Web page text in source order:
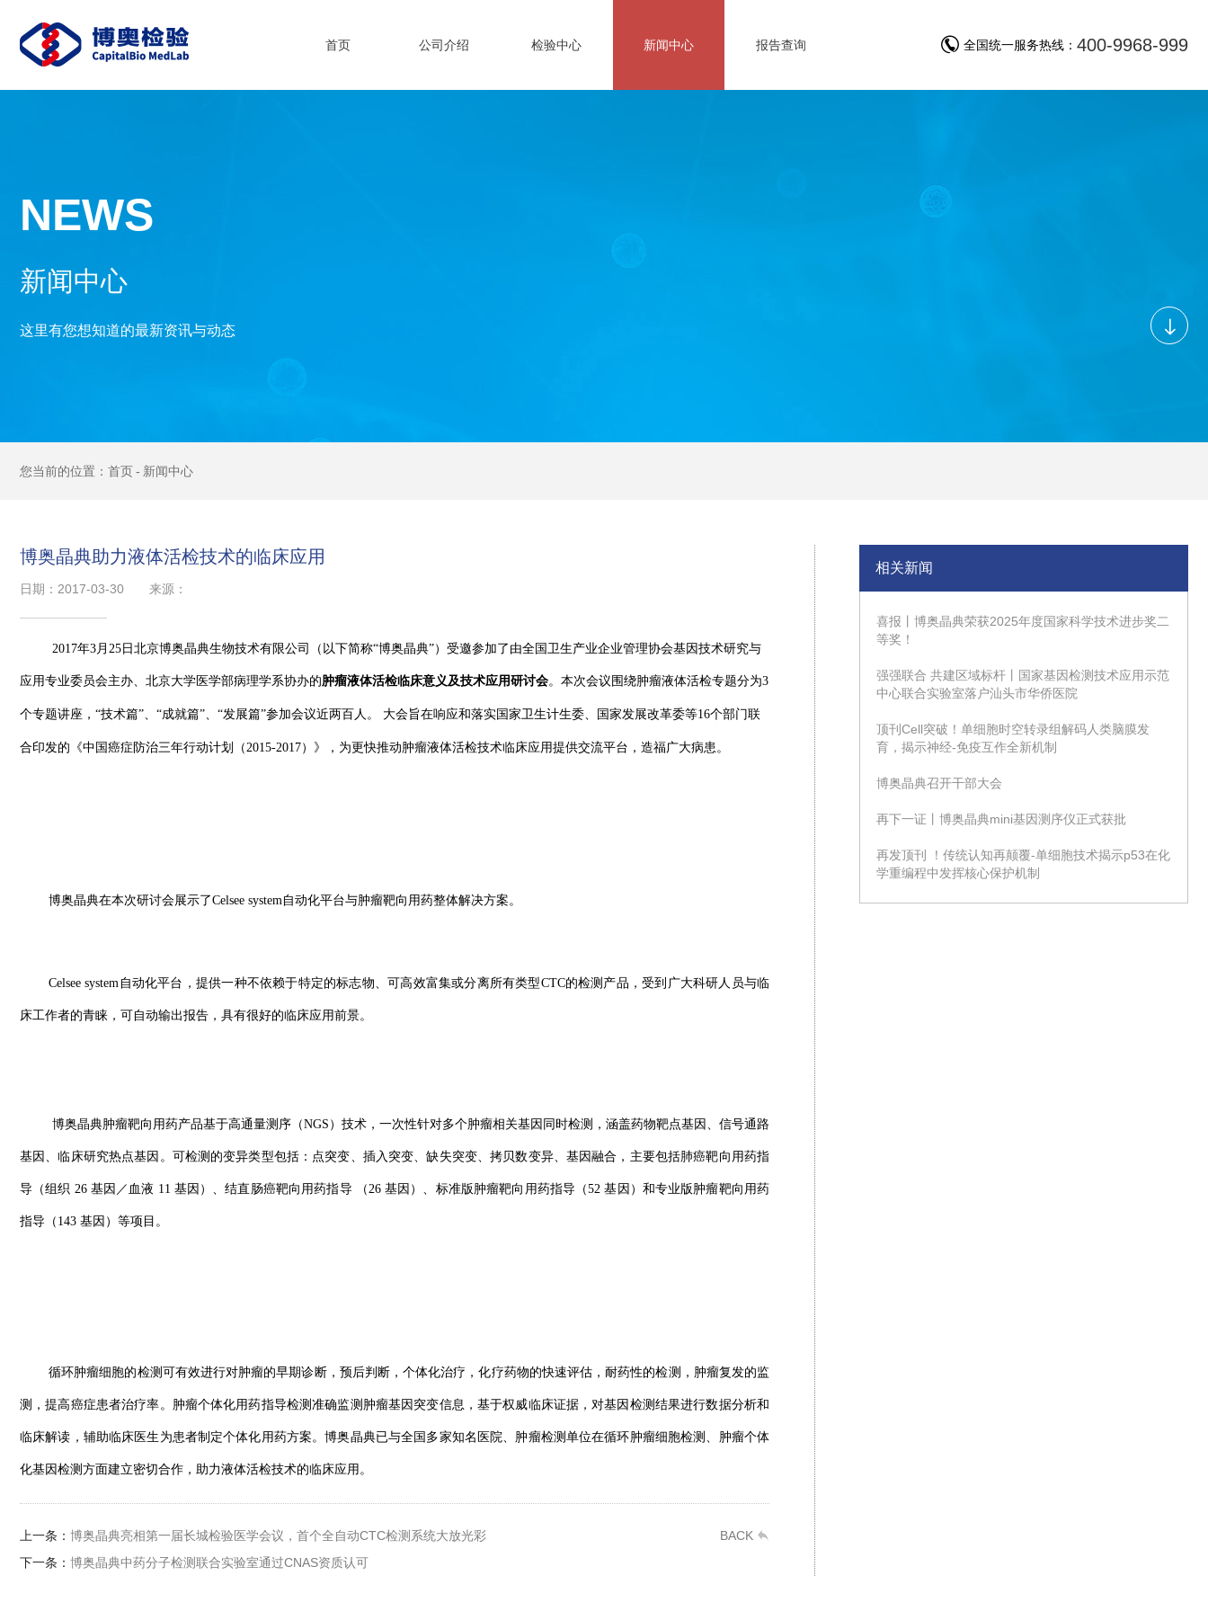
首页 公司介绍 检验中心 新闻中心 报告查询 全国统一服务热线： 400-9968-999
NEWS
新闻中心
这里有您想知道的最新资讯与动态
首页 新闻中心
博奥晶典助力液体活检技术的临床应用
日期：2017-03-30 来源：
2017年3月25日北京博奥晶典生物技术有限公司（以下简称“博奥晶典”）受邀参加了由全国卫生产业企业管理协会基因技术研究与
应用专业委员会主办、北京大学医学部病理学系协办的肿瘤液体活检临床意义及技术应用研讨会。本次会议围绕肿瘤液体活检专题分为3
个专题讲座，“技术篇”、“成就篇”、“发展篇”参加会议近两百人。 大会旨在响应和落实国家卫生计生委、国家发展改革委等16个部门联
合印发的《中国癌症防治三年行动计划（2015-2017）》，为更快推动肿瘤液体活检技术临床应用提供交流平台，造福广大病患。
博奥晶典在本次研讨会展示了Celsee system自动化平台与肿瘤靶向用药整体解决方案。
Celsee system自动化平台，提供一种不依赖于特定的标志物、可高效富集或分离所有类型CTC的检测产品，受到广大科研人员与临
床工作者的青睐，可自动输出报告，具有很好的临床应用前景。
博奥晶典肿瘤靶向用药产品基于高通量测序（NGS）技术，一次性针对多个肿瘤相关基因同时检测，涵盖药物靶点基因、信号通路
基因、临床研究热点基因。可检测的变异类型包括：点突变、插入突变、缺失突变、拷贝数变异、基因融合，主要包括肺癌靶向用药指
导（组织 26 基因／血液 11 基因）、结直肠癌靶向用药指导 （26 基因）、标准版肿瘤靶向用药指导（52 基因）和专业版肿瘤靶向用药
指导（143 基因）等项目。
循环肿瘤细胞的检测可有效进行对肿瘤的早期诊断，预后判断，个体化治疗，化疗药物的快速评估，耐药性的检测，肿瘤复发的监
测，提高癌症患者治疗率。肿瘤个体化用药指导检测准确监测肿瘤基因突变信息，基于权威临床证据，对基因检测结果进行数据分析和
临床解读，辅助临床医生为患者制定个体化用药方案。博奥晶典已与全国多家知名医院、肿瘤检测单位在循环肿瘤细胞检测、肿瘤个体
化基因检测方面建立密切合作，助力液体活检技术的临床应用。
上一条： 博奥晶典亮相第一届长城检验医学会议，首个全自动CTC检测系统大放光彩
下一条： 博奥晶典中药分子检测联合实验室通过CNAS资质认可
BACK
相关新闻
喜报丨博奥晶典荣获2025年度国家科学技术进步奖二
等奖！
强强联合 共建区域标杆丨国家基因检测技术应用示范
中心联合实验室落户汕头市华侨医院
顶刊Cell突破！单细胞时空转录组解码人类脑膜发
育，揭示神经-免疫互作全新机制
博奥晶典召开干部大会
再下一证丨博奥晶典mini基因测序仪正式获批
再发顶刊 ！传统认知再颠覆-单细胞技术揭示p53在化
学重编程中发挥核心保护机制